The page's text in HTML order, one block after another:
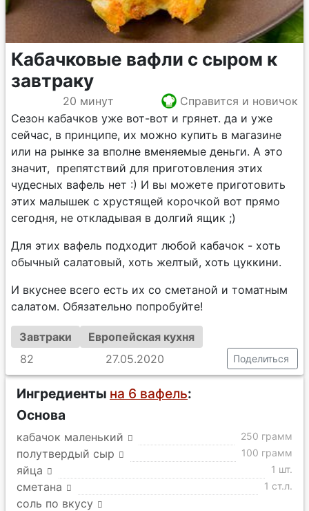
Кабачковые вафли с сыром к
завтраку
20 минут
Справится и новичок
Сезон кабачков уже вот-вот и грянет. да и уже
сейчас, в принципе, их можно купить в магазине
или на рынке за вполне вменяемые деньги. А это
значит, препятствий для приготовления этих
чудесных вафель нет :) И вы можете приготовить
этих малышек с хрустящей корочкой вот прямо
сегодня, не откладывая в долгий ящик ;)
Для этих вафель подходит любой кабачок - хоть
обычный салатовый, хоть желтый, хоть цуккини.
И вкуснее всего есть их со сметаной и томатным
салатом. Обязательно попробуйте!
Завтраки
Европейская кухня
82
27.05.2020 Поделиться
Ингредиенты на 6 вафель:
Основа
кабачок маленький 250 грамм
полутвердый сыр 100 грамм
яйца 1 шт.
сметана 1 ст.л.
соль по вкусу